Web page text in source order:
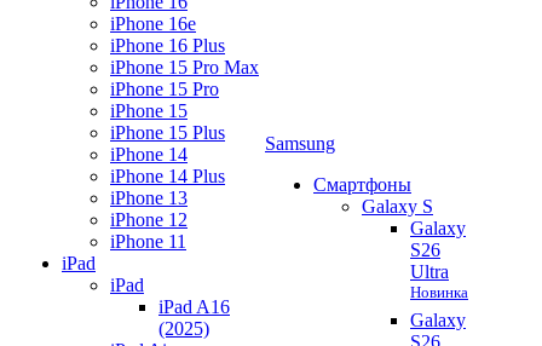
iPhone 16e
iPhone 16 Plus
iPhone 15 Pro Max
iPhone 15 Pro
iPhone 15
iPhone 15 Plus
iPhone 14
iPhone 14 Plus
iPhone 13
iPhone 12
iPhone 11
iPad
iPad
iPad A16
(2025)
Samsung
Смартфоны
Galaxy S
Galaxy
S26
Ultra
Новинка
Galaxy